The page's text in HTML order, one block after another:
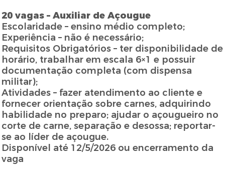
20 vagas – Auxiliar de Açougue
Escolaridade – ensino médio completo;
Experiência – não é necessário;
Requisitos Obrigatórios – ter disponibilidade de
horário, trabalhar em escala 6×1 e possuir
documentação completa (com dispensa
militar);
Atividades – fazer atendimento ao cliente e
fornecer orientação sobre carnes, adquirindo
habilidade no preparo; ajudar o açougueiro no
corte de carne, separação e desossa; reportar-
se ao líder de açougue.
Disponível até 12/5/2026 ou encerramento da
vaga